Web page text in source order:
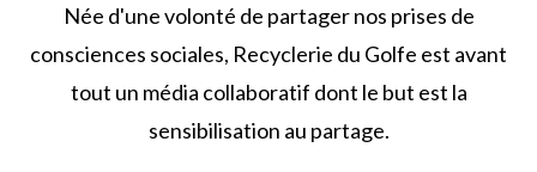
Née d'une volonté de partager nos prises de
consciences sociales, Recyclerie du Golfe est avant
tout un média collaboratif dont le but est la
sensibilisation au partage.